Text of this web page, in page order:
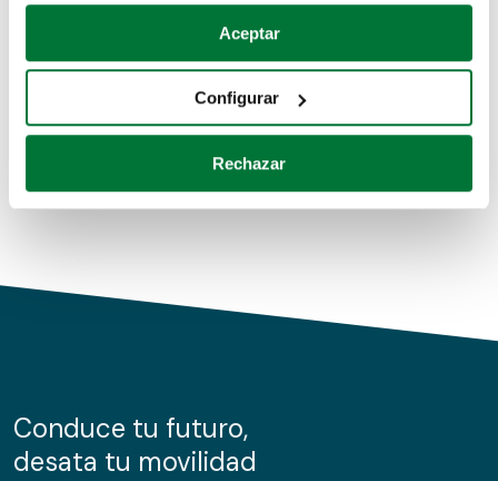
Si lo permite, también quisiéramos:
Recopilar información sobre su ubicación geográfica
Identificar su dispositivo analizándolo activamente
para buscar características específicas (huellas
Obtenga más información sobre cómo se procesan sus
de cookies.
información sobre el uso que haga del sitio web con
nuestros partners de redes sociales, publicidad y análisis
Aceptar
Configurar
Rechazar
Coches de segunda mano
Coches de km0
Conduce tu futuro,
desata tu movilidad